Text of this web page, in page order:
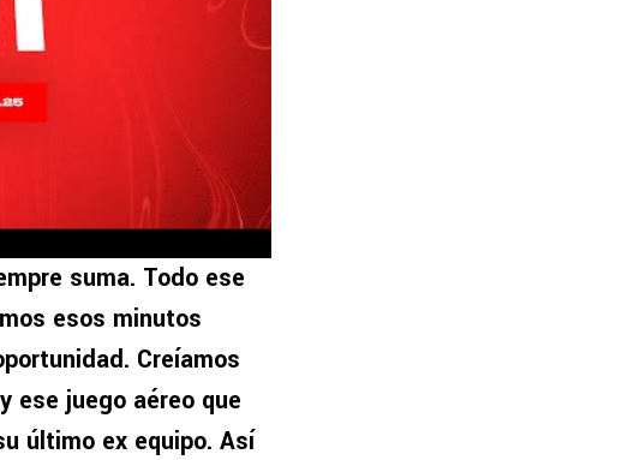
suma. Todo ese
esos minutos
Creíamos
ese juego aéreo que
último ex equipo. Así